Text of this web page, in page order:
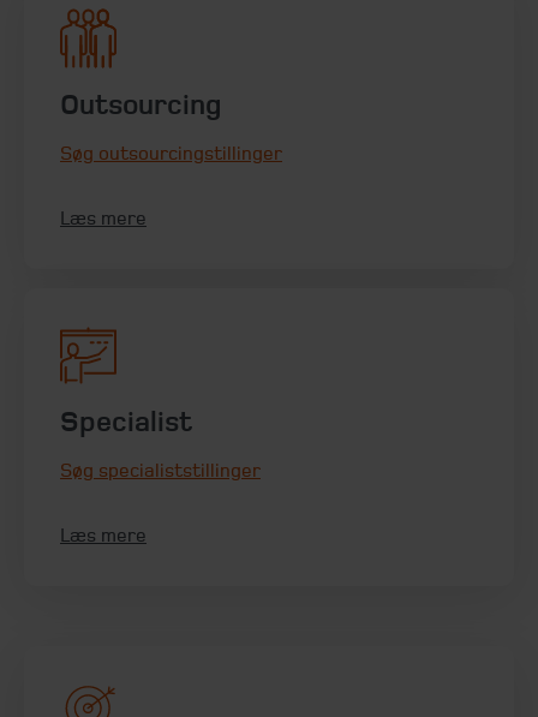
Outsourcing
Søg outsourcingstillinger
Læs mere
Specialist
Søg specialiststillinger
Læs mere